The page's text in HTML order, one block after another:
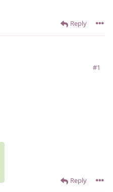
Reply
#1
Reply